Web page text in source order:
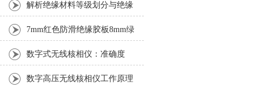
解析绝缘材料等级划分与绝缘
体的分类
7mm红色防滑绝缘胶板8mm绿
色绝缘胶板10mm阻燃绝缘胶板
数字式无线核相仪：准确度
高，优秀可靠
数字高压无线核相仪工作原理